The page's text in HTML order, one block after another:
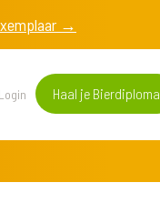
→
Login Haal je Bierdiploma